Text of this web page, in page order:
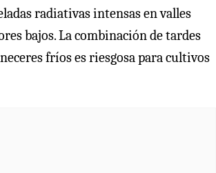
radiativas intensas en valles
bajos. La combinación de tardes
fríos es riesgosa para cultivos